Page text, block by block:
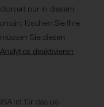
nur in diesem
löschen Sie Ihre
Sie diesen
deaktivieren
ist für das us-